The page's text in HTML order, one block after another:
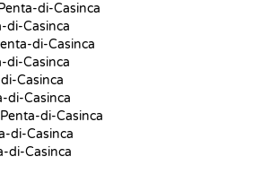
di-Casinca
di-Casinca
di-Casinca
di-Casinca
Casinca
di-Casinca
di-Casinca
di-Casinca
di-Casinca